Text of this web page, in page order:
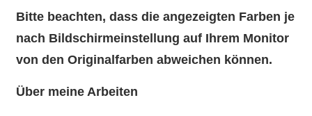
Bitte beachten, dass die angezeigten Farben je
nach Bildschirmeinstellung auf Ihrem Monitor
von den Originalfarben abweichen können.
Über meine Arbeiten